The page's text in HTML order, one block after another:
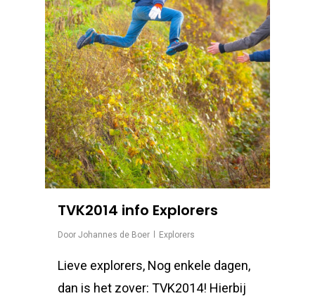
TVK2014 info Explorers
Door Johannes de Boer Explorers
Lieve explorers, Nog enkele dagen,
dan is het zover: TVK2014! Hierbij